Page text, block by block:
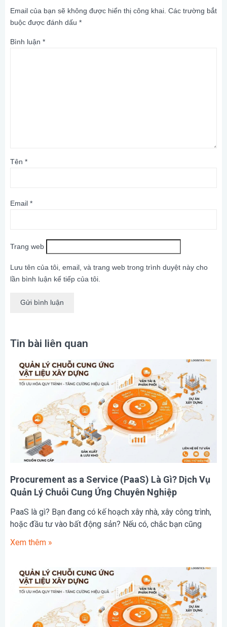
Email của bạn sẽ không được hiển thị công khai. Các trường bắt
buộc được đánh dấu *
Bình luận *
Tên *
Email *
Trang web
Lưu tên của tôi, email, và trang web trong trình duyệt này cho
lần bình luận kế tiếp của tôi.
Tin bài liên quan
Procurement as a Service (PaaS) Là Gì? Dịch Vụ
Quản Lý Chuỗi Cung Ứng Chuyên Nghiệp
PaaS là gì? Bạn đang có kế hoạch xây nhà, xây công trình,
hoặc đầu tư vào bất động sản? Nếu có, chắc bạn cũng
Xem thêm »